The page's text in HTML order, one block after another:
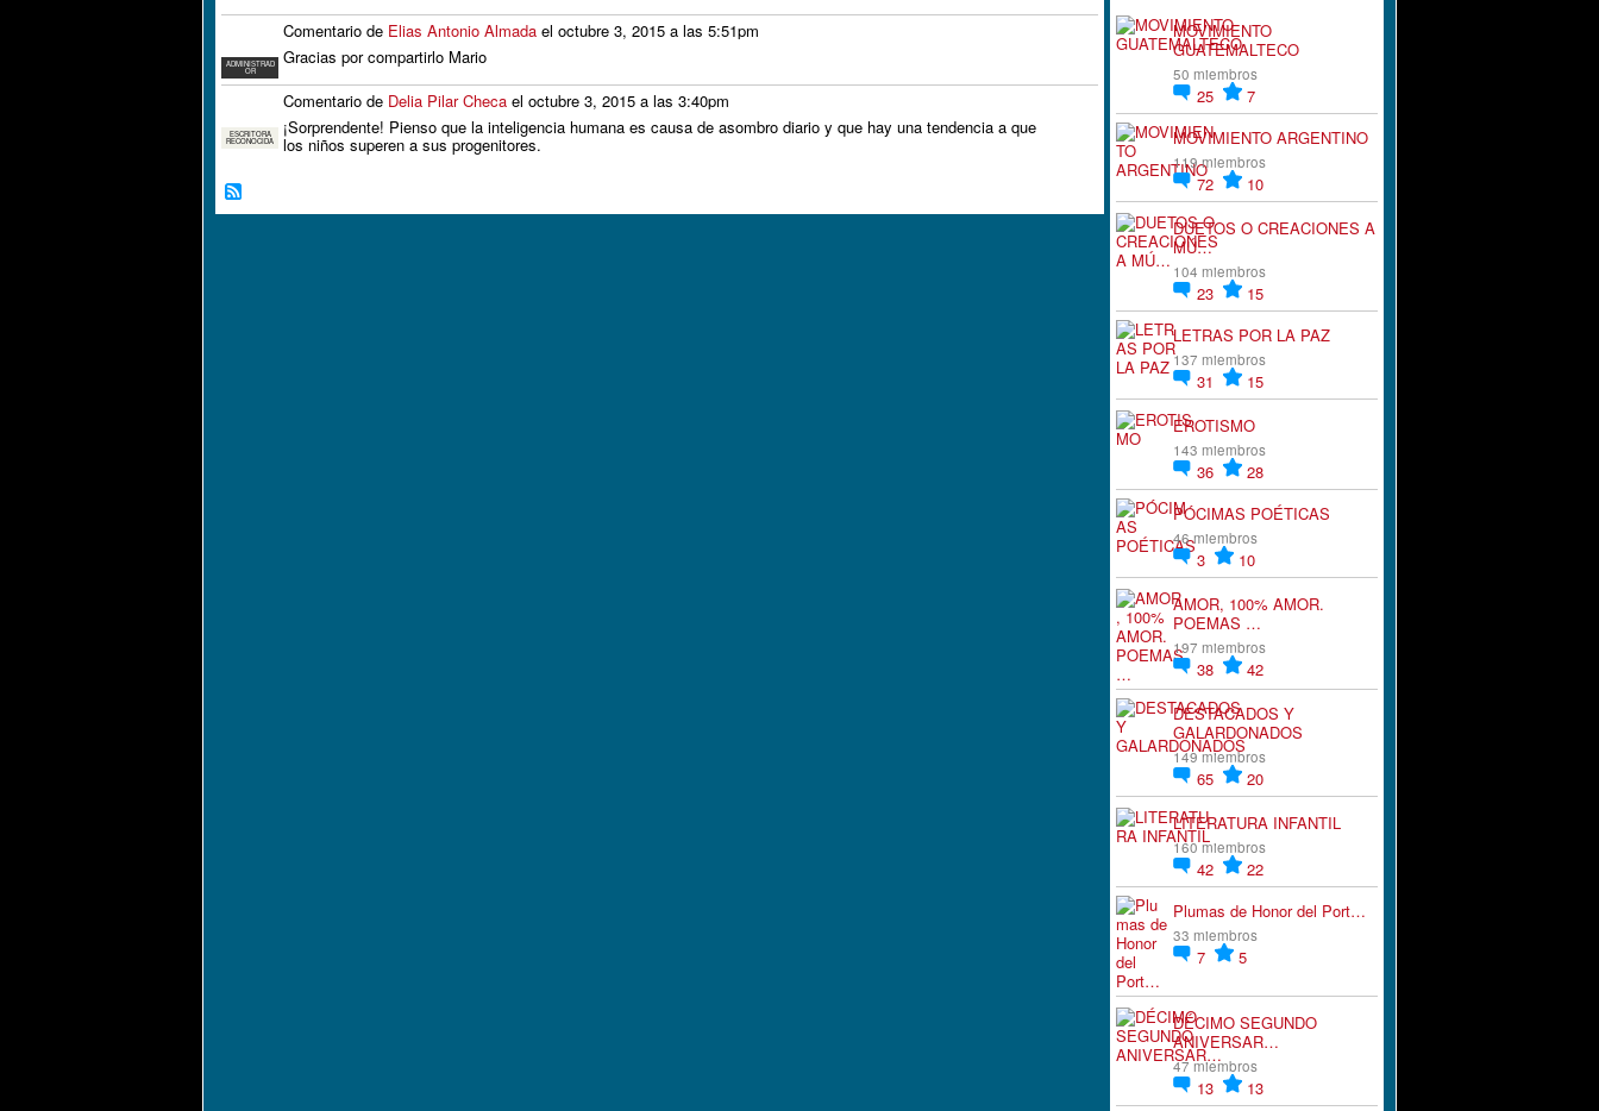
ADMINISTRAD
OR
Comentario de Elias Antonio Almada el octubre 3, 2015 a las 5:51pm
Gracias por compartirlo Mario
ESCRITORA
RECONOCIDA
Comentario de Delia Pilar Checa el octubre 3, 2015 a las 3:40pm
¡Sorprendente! Pienso que la inteligencia humana es causa de asombro diario y que hay una tendencia a que
los niños superen a sus progenitores.
MOVIMIENTO
GUATEMALTECO
50 miembros
25
7
MOVIMIENTO ARGENTINO
119 miembros
72
10
DUETOS O CREACIONES A
MÚ…
104 miembros
23
15
LETRAS POR LA PAZ
137 miembros
31
15
EROTISMO
143 miembros
36
28
PÓCIMAS POÉTICAS
46 miembros
3
10
AMOR, 100% AMOR.
POEMAS …
197 miembros
38
42
DESTACADOS Y
GALARDONADOS
149 miembros
65
20
LITERATURA INFANTIL
160 miembros
42
22
Plumas de Honor del Port…
33 miembros
7 5
DÉCIMO SEGUNDO
ANIVERSAR…
47 miembros
13
13